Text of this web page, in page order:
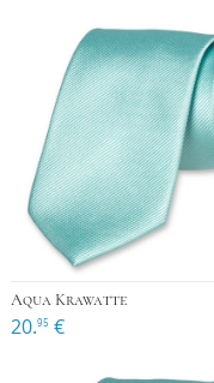
Aqua Krawatte
20.95 €